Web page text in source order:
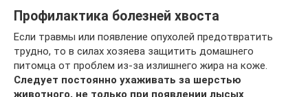
Профилактика болезней хвоста
Если травмы или появление опухолей предотвратить
трудно, то в силах хозяева защитить домашнего
питомца от проблем из-за излишнего жира на коже.
Следует постоянно ухаживать за шерстью
животного, не только при появлении лысых